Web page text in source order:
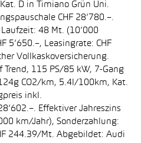
D in Timiano Grün Uni.
CHF 28’780.–.
48 Mt. (10’000
5’650.–, Leasingrate: CHF
Vollkaskoversicherung.
115 PS/85 kW, 7-Gang
CO2/km, 5.4l/100km, Kat.
inkl.
Effektiver Jahreszins
km/Jahr), Sonderzahlung:
244.39/Mt. Abgebildet: Audi